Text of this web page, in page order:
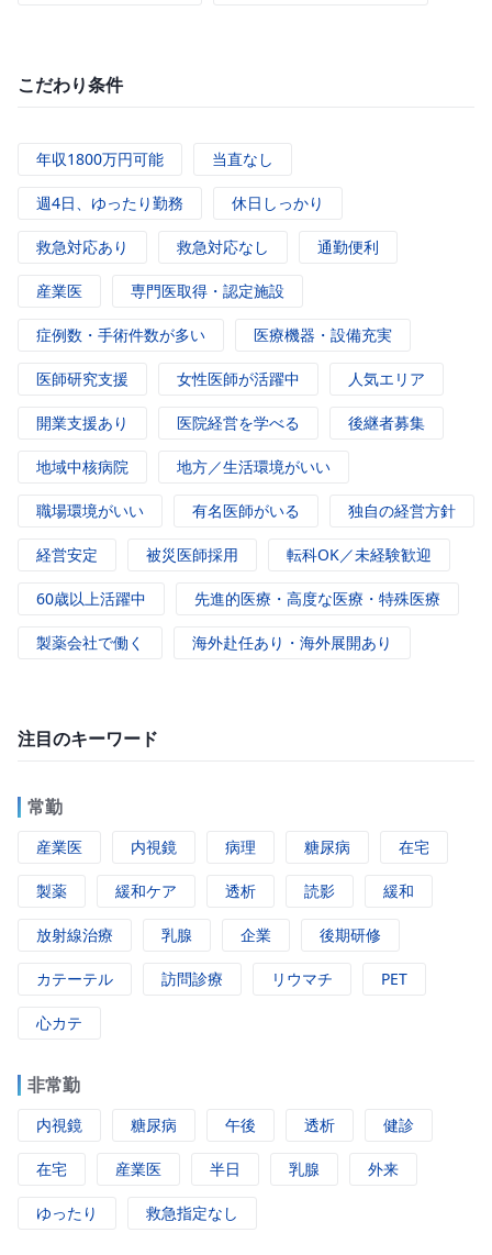
こだわり条件
年収1800万円可能 当直なし
週4日、ゆったり勤務 休日しっかり
救急対応あり 救急対応なし 通勤便利
産業医 専門医取得・認定施設
症例数・手術件数が多い 医療機器・設備充実
医師研究支援 女性医師が活躍中 人気エリア
開業支援あり 医院経営を学べる 後継者募集
地域中核病院 地方／生活環境がいい
職場環境がいい 有名医師がいる 独自の経営方針
経営安定 被災医師採用 転科OK／未経験歓迎
60歳以上活躍中 先進的医療・高度な医療・特殊医療
製薬会社で働く 海外赴任あり・海外展開あり
注目のキーワード
常勤
産業医 内視鏡 病理 糖尿病 在宅
製薬 緩和ケア 透析 読影 緩和
放射線治療 乳腺 企業 後期研修
カテーテル 訪問診療 リウマチ PET
心カテ
非常勤
内視鏡 糖尿病 午後 透析 健診
在宅 産業医 半日 乳腺 外来
ゆったり 救急指定なし